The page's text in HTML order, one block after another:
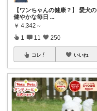
【ワンちゃんの健康？】 愛犬の
健やかな毎日 ...
￥ 4,342～
1 11 250
コレ いいね